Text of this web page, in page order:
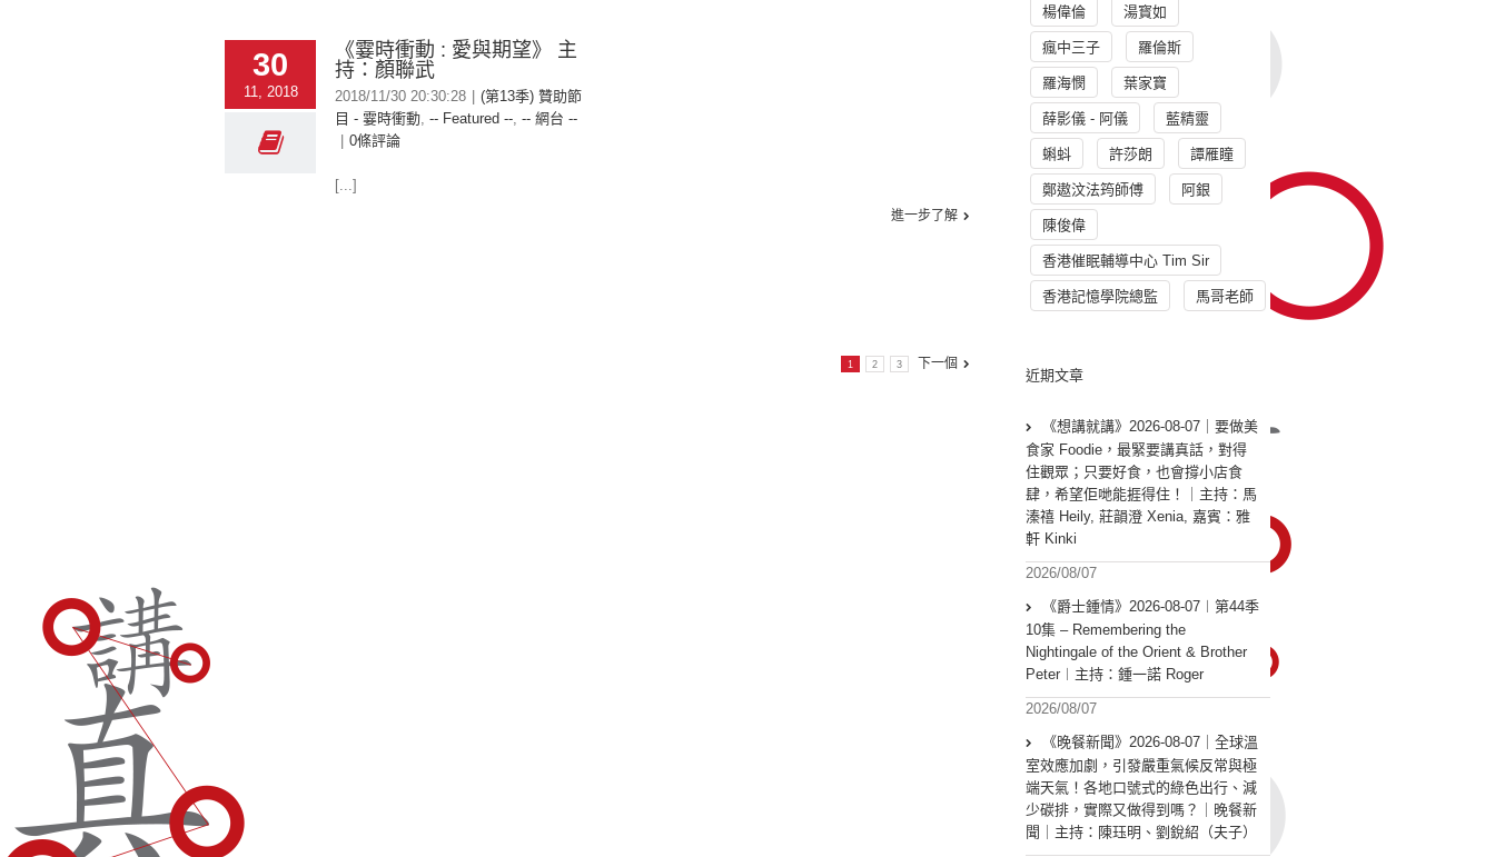
30
11, 2018
《霎時衝動 : 愛與期望》 主
持：顏聯武
2018/11/30 20:30:28
(第13季) 贊助節
目 - 霎時衝動, -- Featured --, -- 網台 --
0條評論
[...]
進一步了解
1 2 3 下一個
楊偉倫 湯寳如
瘋中三子 羅倫斯
羅海憫 葉家寶
薛影儀 - 阿儀 藍精靈
蝌蚪 許莎朗 譚雁瞳
鄭遨汶法筠師傅 阿銀
陳俊偉
香港催眠輔導中心 Tim Sir
香港記憶學院總監 馬哥老師
近期文章
《想講就講》2026-08-07｜要做美
食家 Foodie，最緊要講真話，對得
住觀眾；只要好食，也會撐小店食
肆，希望佢哋能捱得住！｜主持：馬
溱禧 Heily, 莊韻澄 Xenia, 嘉賓：雅
軒 Kinki
2026/08/07
《爵士鍾情》2026-08-07︱第44季
10集 – Remembering the
Nightingale of the Orient & Brother
Peter︱主持：鍾一諾 Roger
2026/08/07
《晚餐新聞》2026-08-07｜全球溫
室效應加劇，引發嚴重氣候反常與極
端天氣！各地口號式的綠色出行、減
少碳排，實際又做得到嗎？｜晚餐新
聞｜主持：陳珏明、劉銳紹（夫子）